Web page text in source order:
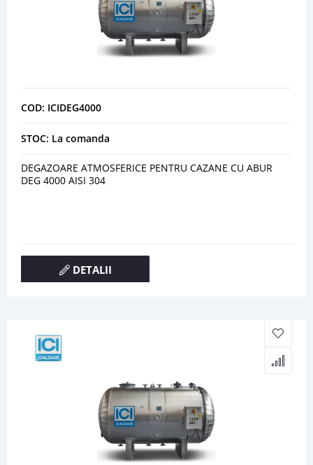
COD: ICIDEG4000
STOC: La comanda
DEGAZOARE ATMOSFERICE PENTRU CAZANE CU ABUR
DEG 4000 AISI 304
DETALII